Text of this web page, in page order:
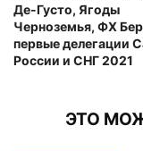
Де-Густо, Ягоды
Черноземья, ФХ
первые делегации
России и СНГ 2021
ЭТО